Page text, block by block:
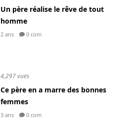
Un père réalise le rêve de tout
homme
2 ans 0 com
4,297 vues
Ce père en a marre des bonnes
femmes
3 ans 0 com